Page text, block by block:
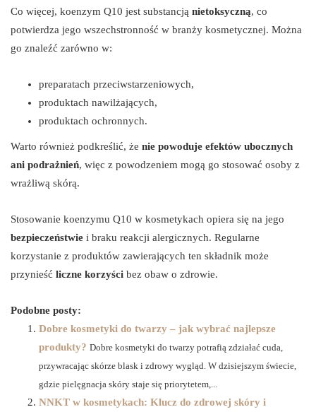
Co więcej, koenzym Q10 jest substancją nietoksyczną, co
potwierdza jego wszechstronność w branży kosmetycznej. Można
go znaleźć zarówno w:
preparatach przeciwstarzeniowych,
produktach nawilżających,
produktach ochronnych.
Warto również podkreślić, że nie powoduje efektów ubocznych
ani podrażnień, więc z powodzeniem mogą go stosować osoby z
wrażliwą skórą.
Stosowanie koenzymu Q10 w kosmetykach opiera się na jego
bezpieczeństwie i braku reakcji alergicznych. Regularne
korzystanie z produktów zawierających ten składnik może
przynieść liczne korzyści bez obaw o zdrowie.
Podobne posty:
Dobre kosmetyki do twarzy – jak wybrać najlepsze
produkty? Dobre kosmetyki do twarzy potrafią zdziałać cuda,
przywracając skórze blask i zdrowy wygląd. W dzisiejszym świecie,
gdzie pielęgnacja skóry staje się priorytetem,...
NNKT w kosmetykach: Klucz do zdrowej skóry i